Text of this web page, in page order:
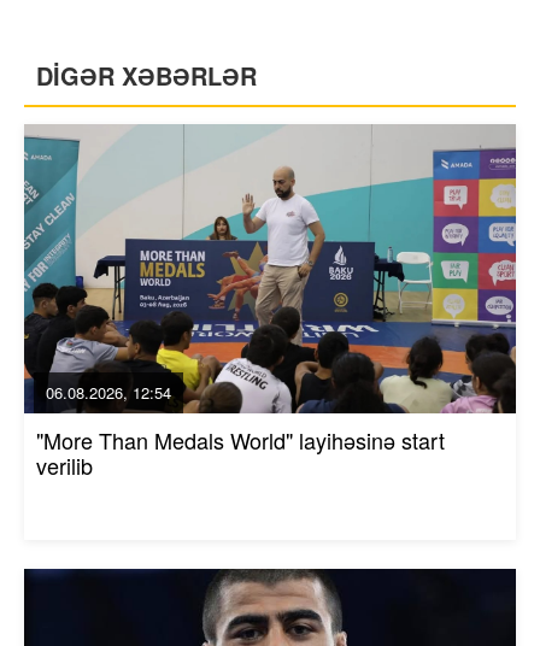
DİGƏR XƏBƏRLƏR
06.08.2026, 12:54
"More Than Medals World" layihəsinə start
verilib